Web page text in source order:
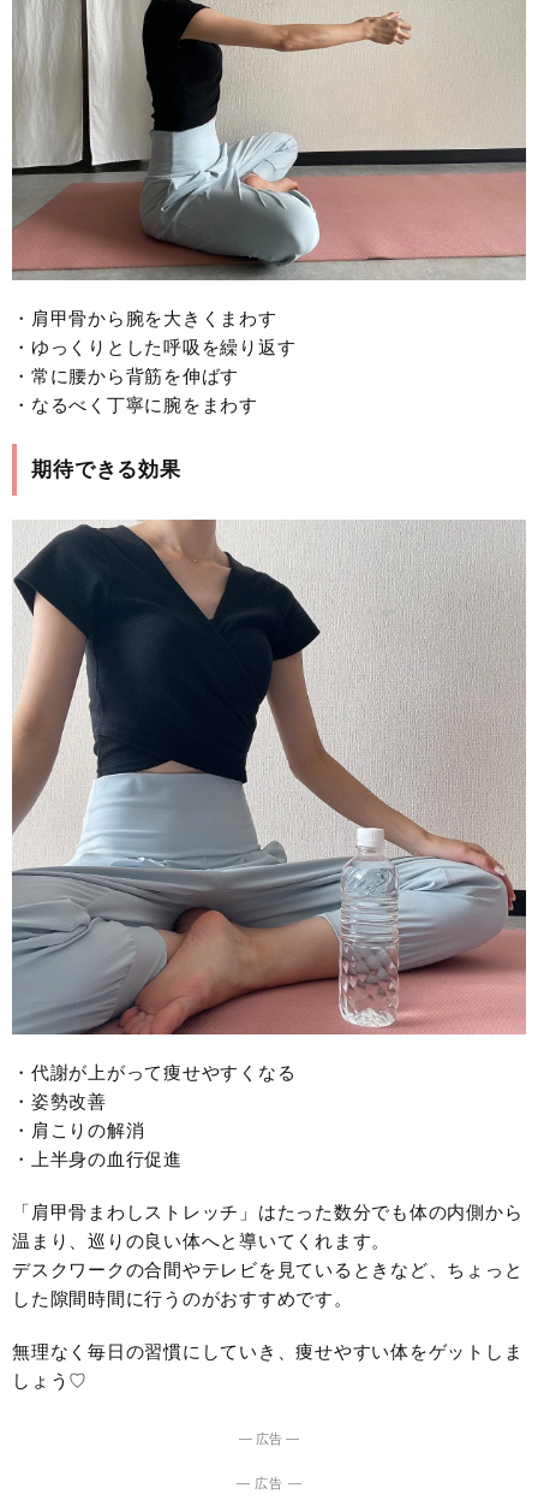
・肩甲骨から腕を大きくまわす
・ゆっくりとした呼吸を繰り返す
・常に腰から背筋を伸ばす
・なるべく丁寧に腕をまわす
期待できる効果
・代謝が上がって痩せやすくなる
・姿勢改善
・肩こりの解消
・上半身の血行促進
「肩甲骨まわしストレッチ」はたった数分でも体の内側から
温まり、巡りの良い体へと導いてくれます。
デスクワークの合間やテレビを見ているときなど、ちょっと
した隙間時間に行うのがおすすめです。
無理なく毎日の習慣にしていき、痩せやすい体をゲットしま
しょう♡
― 広告 ―
― 広告 ―